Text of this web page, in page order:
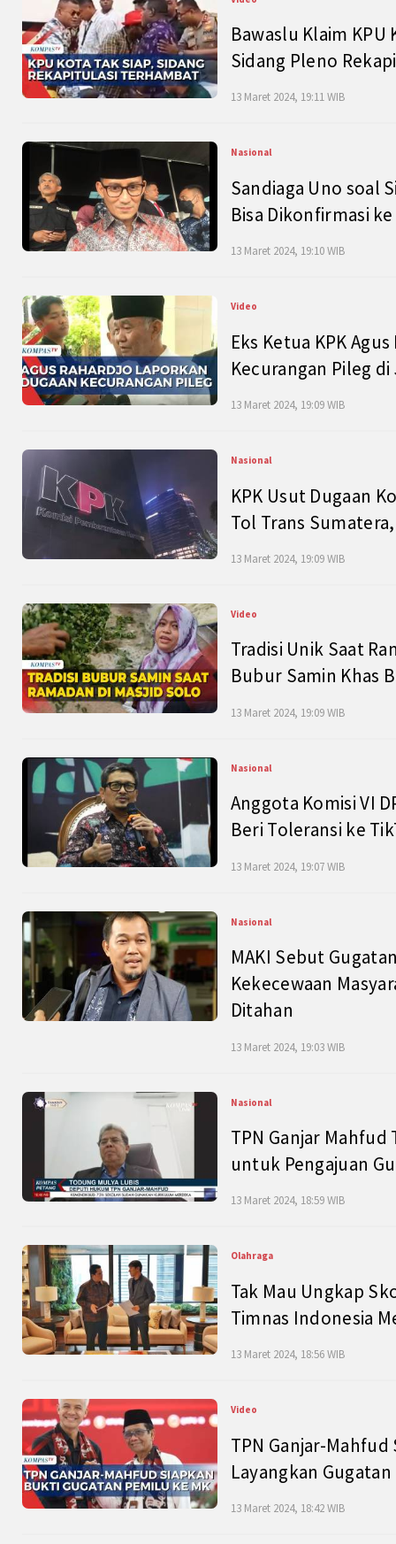
Bawaslu Klaim
Sidang Pleno
13 Maret 2024, 19:11 WIB
Nasional
Sandiaga Uno soal
Bisa Dikonfirmasi
13 Maret 2024, 19:10 WIB
Video
Eks Ketua KPK
Kecurangan Pileg
13 Maret 2024, 19:09 WIB
Nasional
KPK Usut Dugaan
Tol Trans
13 Maret 2024, 19:09 WIB
Video
Tradisi Unik Saat
Bubur Samin Khas
13 Maret 2024, 19:09 WIB
Nasional
Anggota Komisi VI
Beri Toleransi ke
13 Maret 2024, 19:07 WIB
Nasional
MAKI Sebut
Kekecewaan
Ditahan
13 Maret 2024, 19:03 WIB
Nasional
TPN Ganjar
untuk Pengajuan
13 Maret 2024, 18:59 WIB
Olahraga
Tak Mau Ungkap
Timnas Indonesia
13 Maret 2024, 18:56 WIB
Video
TPN Ganjar-
Layangkan
13 Maret 2024, 18:42 WIB